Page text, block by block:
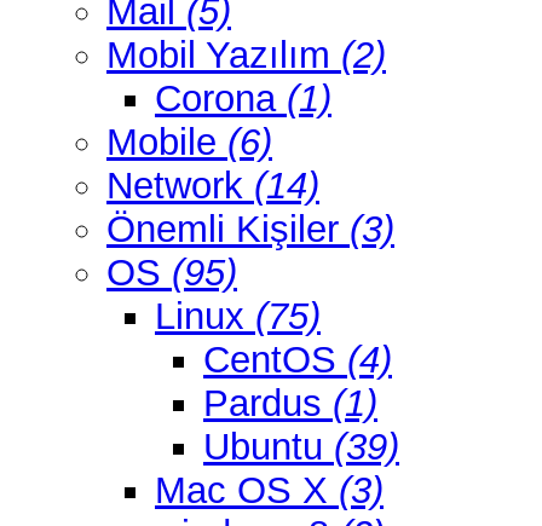
Mail (5)
Mobil Yazılım (2)
Corona (1)
Mobile (6)
Network (14)
Önemli Kişiler (3)
OS (95)
Linux (75)
CentOS (4)
Pardus (1)
Ubuntu (39)
Mac OS X (3)